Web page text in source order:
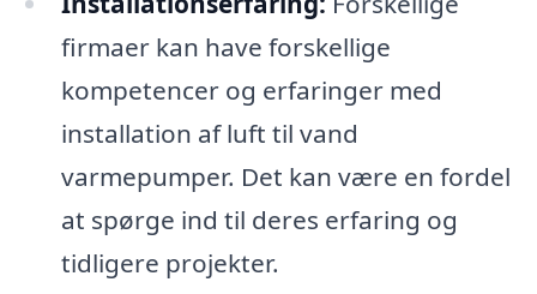
firmaer kan have forskellige
kompetencer og erfaringer med
installation af luft til vand
varmepumper. Det kan være en fordel
at spørge ind til deres erfaring og
tidligere projekter.